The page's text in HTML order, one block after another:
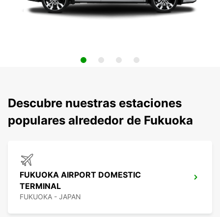
Descubre nuestras estaciones
populares alrededor de Fukuoka
FUKUOKA AIRPORT DOMESTIC
TERMINAL
FUKUOKA - JAPAN